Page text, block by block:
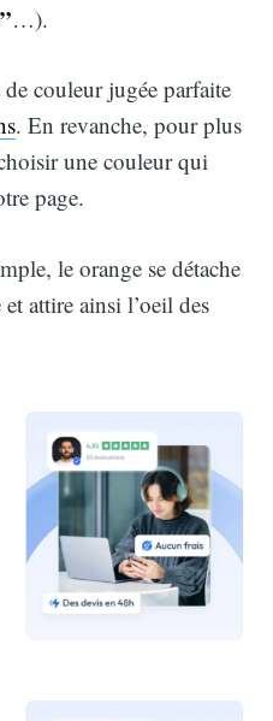
…).
couleur jugée parfaite
. En revanche, pour plus
une couleur qui
page.
le orange se détache
attire ainsi l’oeil des